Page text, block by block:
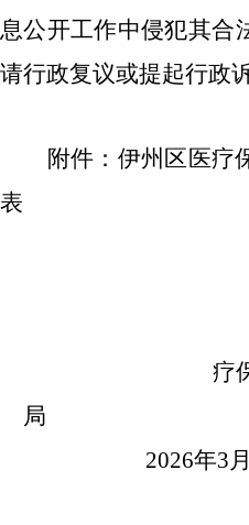
息公开工作中侵犯其合
请行政复议或提起行政诉
附件：伊州区医疗
表
疗
局
2026年3月